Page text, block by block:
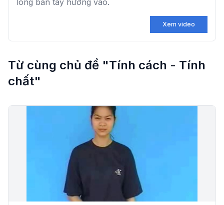
lòng bàn tay hướng vào.
Xem video
Từ cùng chủ đề "Tính cách - Tính
chất"